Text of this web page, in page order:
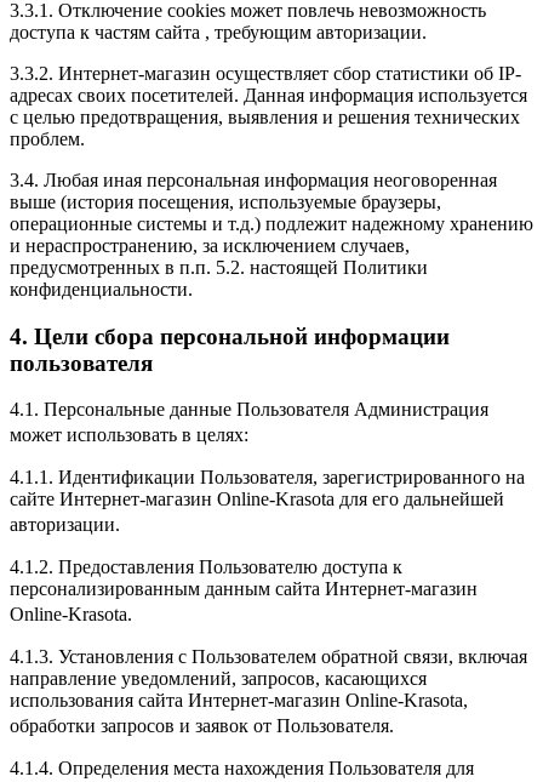
3.3.1. Отключение cookies может повлечь невозможность
доступа к частям сайта , требующим авторизации.
3.3.2. Интернет-магазин осуществляет сбор статистики об IP-
адресах своих посетителей. Данная информация используется
с целью предотвращения, выявления и решения технических
проблем.
3.4. Любая иная персональная информация неоговоренная
выше (история посещения, используемые браузеры,
операционные системы и т.д.) подлежит надежному хранению
и нераспространению, за исключением случаев,
предусмотренных в п.п. 5.2. настоящей Политики
конфиденциальности.
4. Цели сбора персональной информации
пользователя
4.1. Персональные данные Пользователя Администрация
может использовать в целях:
4.1.1. Идентификации Пользователя, зарегистрированного на
сайте Интернет-магазин Online-Krasota для его дальнейшей
авторизации.
4.1.2. Предоставления Пользователю доступа к
персонализированным данным сайта Интернет-магазин
Online-Krasota.
4.1.3. Установления с Пользователем обратной связи, включая
направление уведомлений, запросов, касающихся
использования сайта Интернет-магазин Online-Krasota,
обработки запросов и заявок от Пользователя.
4.1.4. Определения места нахождения Пользователя для